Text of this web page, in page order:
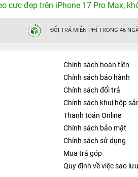
cực đẹp trên iPhone 17 Pro Max,
ĐỔI TRẢ MIỄN PHÍ TRONG 46
Chính sách hoàn tiền
Chính sách bảo hành
Chính sách đổi trả
Chính sách khui hộp
Thanh toán Online
Chính sách bảo mật
Chính sách sử dụng
Mua trả góp
Quy định về việc sao